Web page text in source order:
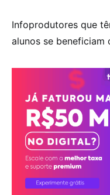
Infoprodutores que
alunos se beneficiam